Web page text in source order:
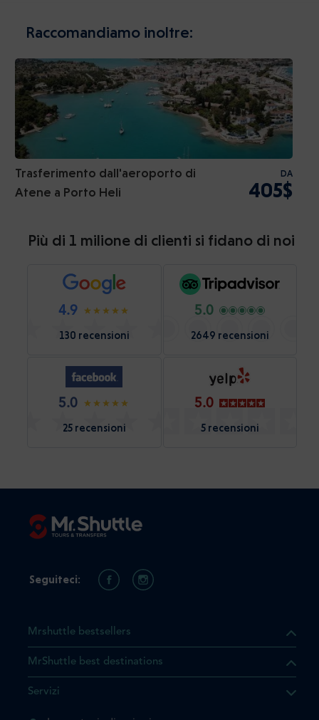
Raccomandiamo inoltre:
Trasferimento dall'aeroporto di
Atene a Porto Heli
DA
405$
Più di 1 milione di clienti si fidano di noi
4.9
130 recensioni
5.0
2649 recensioni
5.0
25 recensioni
5.0
5 recensioni
il prodotto che state
Mrshuttle bestsellers
MrShuttle best destinations
Servizi
Seguiteci: